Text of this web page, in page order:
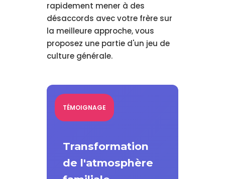
rapidement mener à des
désaccords avec votre frère sur
la meilleure approche, vous
proposez une partie d'un jeu de
culture générale.
TÉMOIGNAGE
Transformation
de l'atmosphère